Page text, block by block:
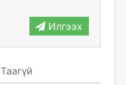
Илгээх
Таагүй